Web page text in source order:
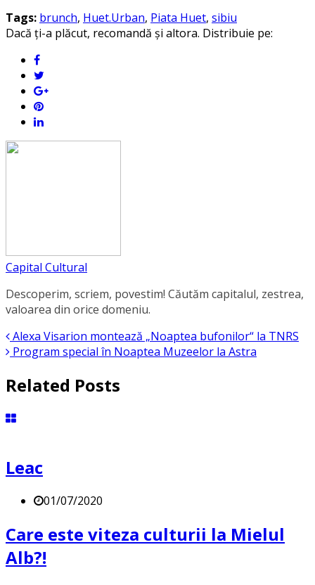
Tags: brunch, Huet.Urban, Piata Huet, sibiu
Dacă ți-a plăcut, recomandă și altora. Distribuie pe:
Capital Cultural
Descoperim, scriem, povestim! Căutăm capitalul, zestrea,
valoarea din orice domeniu.
Alexa Visarion montează „Noaptea bufonilor“ la TNRS
Program special în Noaptea Muzeelor la Astra
Related Posts
Leac
01/07/2020
Care este viteza culturii la Mielul
Alb?!